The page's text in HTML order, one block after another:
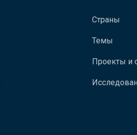
Страны
Темы
Проекты и